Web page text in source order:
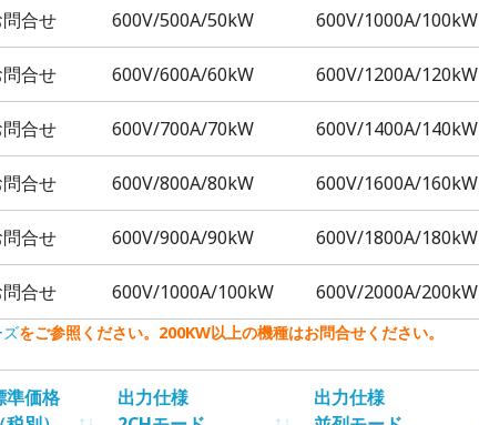
合せ 600V/500A/50kW 600V/1000A/100kW
合せ 600V/600A/60kW 600V/1200A/120kW
合せ 600V/700A/70kW 600V/1400A/140kW
合せ 600V/800A/80kW 600V/1600A/160kW
合せ 600V/900A/90kW 600V/1800A/180kW
合せ 600V/1000A/100kW 600V/2000A/200kW
をご参照ください。200KW以上の機種はお問合せください。
準価格
出力仕様
出力仕様